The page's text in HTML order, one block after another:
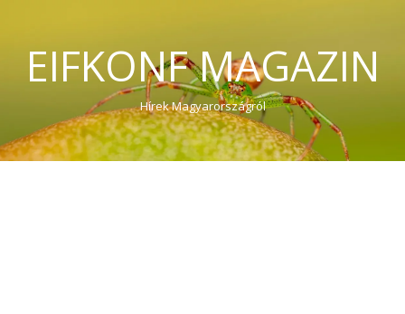
EIFKONF MAGAZIN
Hírek Magyarországról